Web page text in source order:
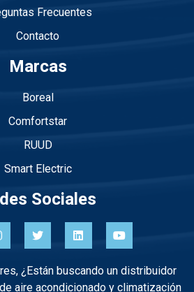
Frecuentes
Contacto
Marcas
Boreal
Comfortstar
RUUD
Smart Electric
Sociales
¿Están buscando un distribuidor
aire acondicionado y climatización